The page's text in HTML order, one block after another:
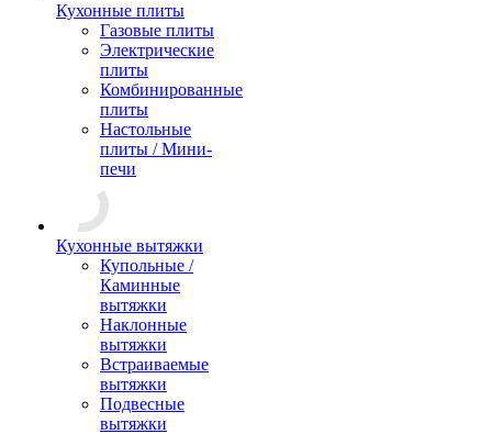
Кухонные плиты
Газовые плиты
Электрические
плиты
Комбинированные
плиты
Настольные
плиты / Мини-
печи
Кухонные вытяжки
Купольные /
Каминные
вытяжки
Наклонные
вытяжки
Встраиваемые
вытяжки
Подвесные
вытяжки